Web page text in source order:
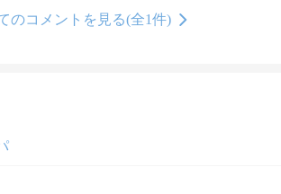
のコメントを見る(全1件)